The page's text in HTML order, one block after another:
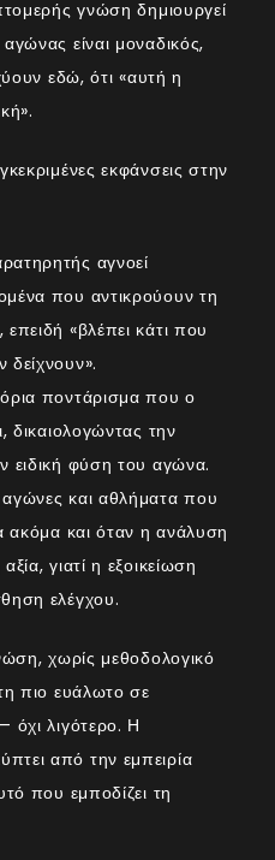
γνώση δημιουργεί
είναι μοναδικός,
εδώ, ότι «αυτή η
εκφάνσεις στην
αγνοεί
που αντικρούουν τη
«βλέπει κάτι που
δείχνουν».
ποντάρισμα που ο
δικαιολογώντας την
ειδική φύση του αγώνα.
αγώνες και αθλήματα που
ακόμα και όταν η ανάλυση
γιατί η εξοικείωση
ελέγχου.
χωρίς μεθοδολογικό
πιο ευάλωτο σε
όχι λιγότερο. Η
από την εμπειρία
που εμποδίζει τη